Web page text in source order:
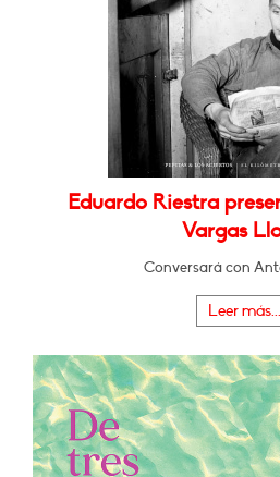
Eduardo Riestra
Vargas
Conversará con
Leer más...